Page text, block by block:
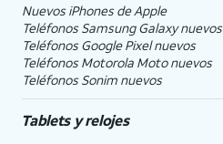
Nuevos iPhones de Apple
Teléfonos Samsung Galaxy nuevos
Teléfonos Google Pixel nuevos
Teléfonos Motorola Moto nuevos
Teléfonos Sonim nuevos
Tablets y relojes